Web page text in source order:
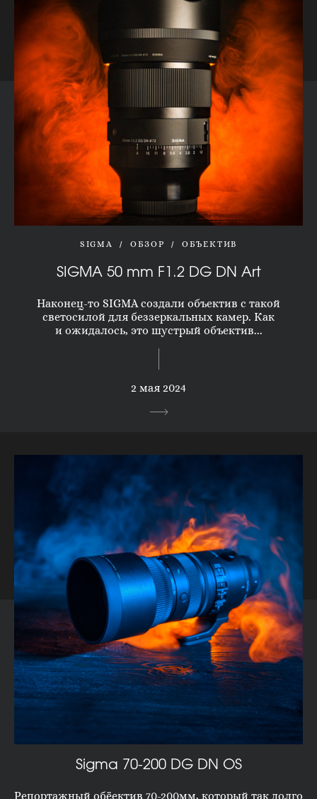
SIGMA ОБЗОР ОБЪЕКТИВ
SIGMA 50 mm F1.2 DG DN Art
Наконец-то SIGMA создали объектив с такой
светосилой для беззеркальных камер. Как
и ожидалось, это шустрый объектив...
2 мая 2024
Sigma 70-200 DG DN OS
Репортажный обёектив 70-200мм, который так долго